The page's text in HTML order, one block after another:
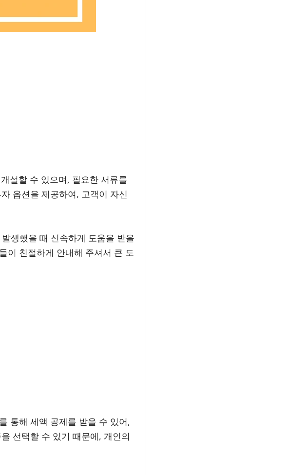
설할 수 있으며, 필요한 서류를
옵션을 제공하여, 고객이 자신
생했을 때 신속하게 도움을 받을
이 친절하게 안내해 주셔서 큰 도
통해 세액 공제를 받을 수 있어,
선택할 수 있기 때문에, 개인의